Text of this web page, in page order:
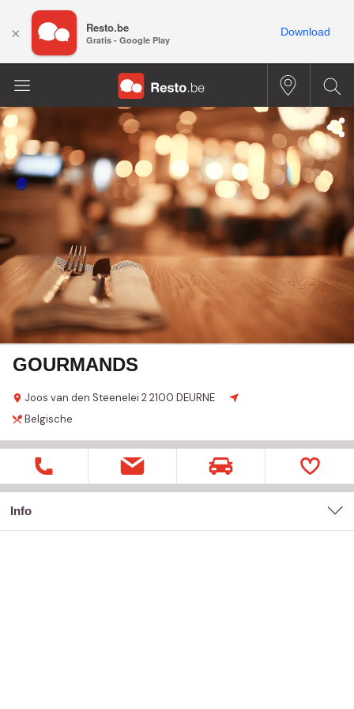
GOURMANDS
Joos van den Steenelei 22100 DEURNE
Belgische
Info
× Resto.be
Gratis - Google Play
Download